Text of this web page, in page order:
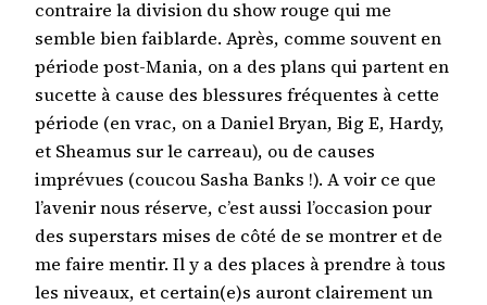
contraire la division du show rouge qui me
semble bien faiblarde. Après, comme souvent en
période post-Mania, on a des plans qui partent en
sucette à cause des blessures fréquentes à cette
période (en vrac, on a Daniel Bryan, Big E, Hardy,
et Sheamus sur le carreau), ou de causes
imprévues (coucou Sasha Banks !). A voir ce que
l’avenir nous réserve, c’est aussi l’occasion pour
des superstars mises de côté de se montrer et de
me faire mentir. Il y a des places à prendre à tous
les niveaux, et certain(e)s auront clairement un